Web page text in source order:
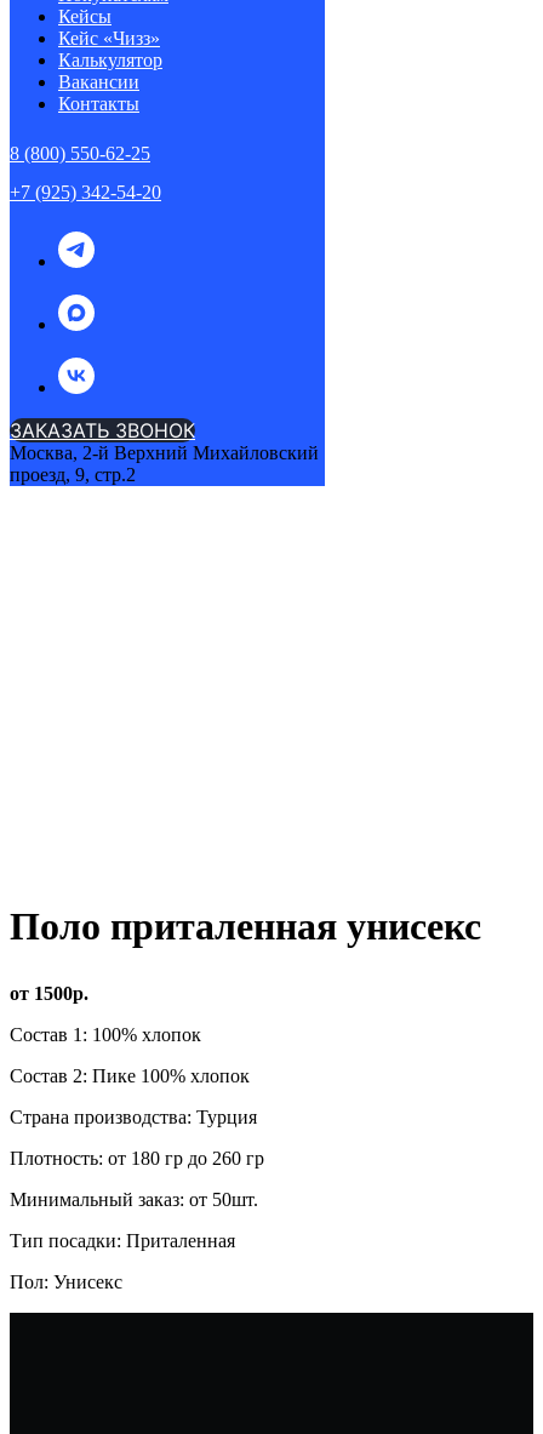
Кейсы
Кейс «Чизз»
Калькулятор
Вакансии
Контакты
8 (800) 550-62-25
+7 (925) 342-54-20
ЗАКАЗАТЬ ЗВОНОК
Москва, 2-й Верхний Михайловский
проезд, 9, стр.2
Поло приталенная унисекс
от 1500р.
Состав 1: 100% хлопок
Состав 2: Пике 100% хлопок
Страна производства: Турция
Плотность: от 180 гр до 260 гр
Минимальный заказ: от 50шт.
Тип посадки: Приталенная
Пол: Унисекс